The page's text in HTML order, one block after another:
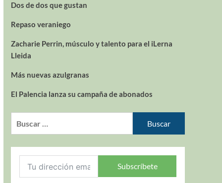
Dos de dos que gustan
Repaso veraniego
Zacharie Perrin, músculo y talento para el iLerna
Lleida
Más nuevas azulgranas
El Palencia lanza su campaña de abonados
Subscríbete